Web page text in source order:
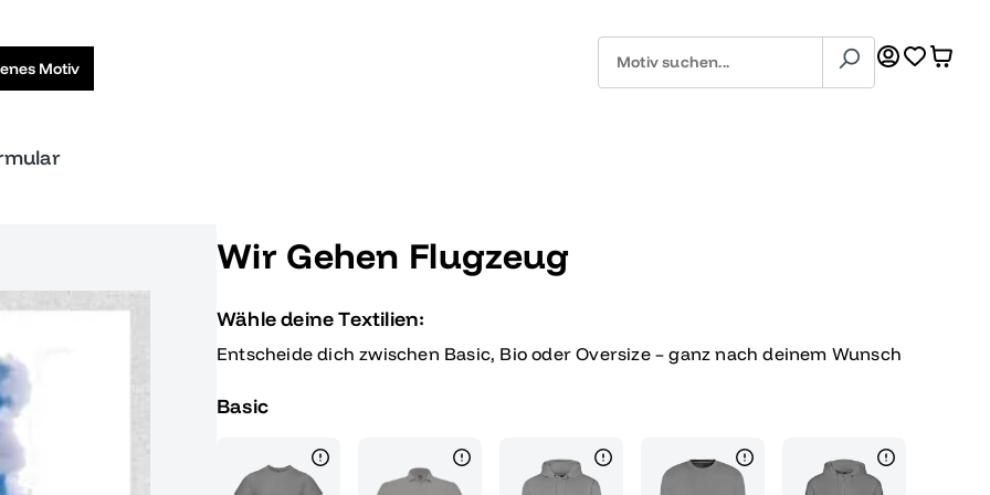
Motiv
Wir Gehen Flugzeug
Wähle deine Textilien:
Entscheide dich zwischen Basic, Bio oder Oversize – ganz nach deinem Wunsch
Basic